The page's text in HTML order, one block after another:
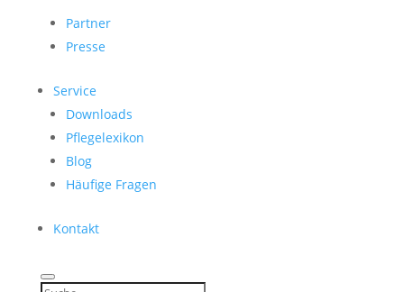
Partner
Presse
Service
Downloads
Pflegelexikon
Blog
Häufige Fragen
Kontakt